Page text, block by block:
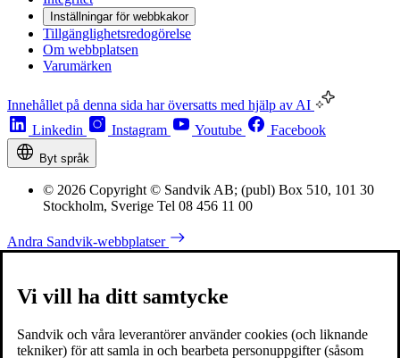
Inställningar för webbkakor
Tillgänglighetsredogörelse
Om webbplatsen
Varumärken
Innehållet på denna sida har översatts med hjälp av AI
Linkedin
Instagram Youtube Facebook
Byt språk
© 2026 Copyright © Sandvik AB; (publ) Box 510, 101 30
Stockholm, Sverige Tel 08 456 11 00
Andra Sandvik-webbplatser
Vi vill ha ditt samtycke
Sandvik och våra leverantörer använder cookies (och liknande
tekniker) för att samla in och bearbeta personuppgifter (såsom